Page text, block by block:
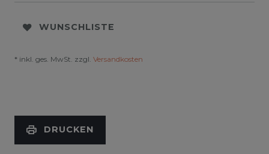
WUNSCHLISTE
* inkl. ges. MwSt. zzgl. Versandkosten
DRUCKEN